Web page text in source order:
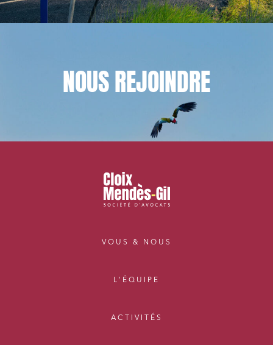
NOUSREJOINDRE
VOUS & NOUS
L'ÉQUIPE
ACTIVITÉS